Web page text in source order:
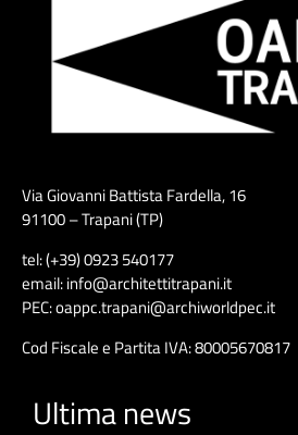
Via Giovanni Battista Fardella, 16
91100 – Trapani (TP)
tel: (+39) 0923 540177
email: info@architettitrapani.it
PEC: oappc.trapani@archiworldpec.it
Cod Fiscale e Partita IVA: 80005670817
Ultima news